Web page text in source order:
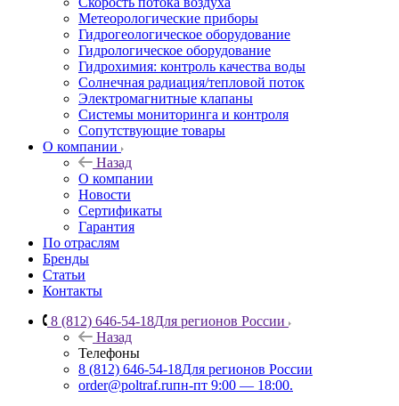
Метеорологические приборы
Гидрогеологическое оборудование
Гидрологическое оборудование
Гидрохимия: контроль качества воды
Солнечная радиация/тепловой поток
Электромагнитные клапаны
Системы мониторинга и контроля
Сопутствующие товары
О компании
Назад
О компании
Новости
Сертификаты
Гарантия
По отраслям
Бренды
Статьи
Контакты
8 (812) 646-54-18Для регионов России
Назад
Телефоны
8 (812) 646-54-18Для регионов России
order@poltraf.ruпн-пт 9:00 — 18:00.